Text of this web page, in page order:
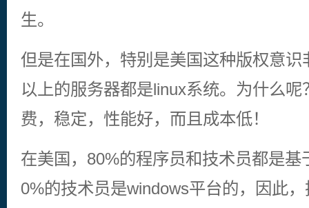
生。
但是在国外，特别是美国这种版权意识
以上的服务器都是linux系统。为什么
费，稳定，性能好，而且成本低！
在美国，80%的程序员和技术员都是基
0%的技术员是windows平台的，因此